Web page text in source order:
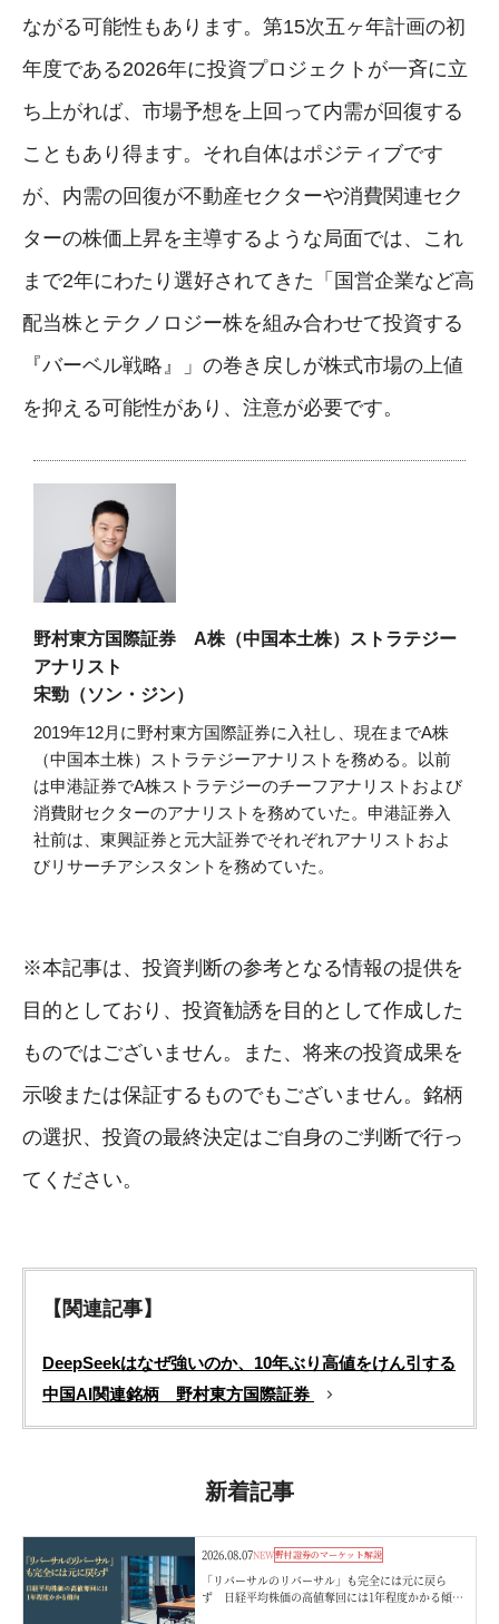
ながる可能性もあります。第15次五ヶ年計画の初
年度である2026年に投資プロジェクトが一斉に立
ち上がれば、市場予想を上回って内需が回復する
こともあり得ます。それ自体はポジティブです
が、内需の回復が不動産セクターや消費関連セク
ターの株価上昇を主導するような局面では、これ
まで2年にわたり選好されてきた「国営企業など高
配当株とテクノロジー株を組み合わせて投資する
『バーベル戦略』」の巻き戻しが株式市場の上値
を抑える可能性があり、注意が必要です。
野村東方国際証券 A株（中国本土株）ストラテジー
アナリスト
宋勁（ソン・ジン）
2019年12月に野村東方国際証券に入社し、現在までA株
（中国本土株）ストラテジーアナリストを務める。以前
は申港証券でA株ストラテジーのチーフアナリストおよび
消費財セクターのアナリストを務めていた。申港証券入
社前は、東興証券と元大証券でそれぞれアナリストおよ
びリサーチアシスタントを務めていた。
※本記事は、投資判断の参考となる情報の提供を
目的としており、投資勧誘を目的として作成した
ものではございません。また、将来の投資成果を
示唆または保証するものでもございません。銘柄
の選択、投資の最終決定はご自身のご判断で行っ
てください。
【関連記事】
DeepSeekはなぜ強いのか、10年ぶり高値をけん引する
中国AI関連銘柄 野村東方国際証券
新着記事
2026.08.07NEW野村證券のマーケット解説
「リバーサルのリバーサル」も完全には元に戻ら
ず 日経平均株価の高値奪回には1年程度かかる傾